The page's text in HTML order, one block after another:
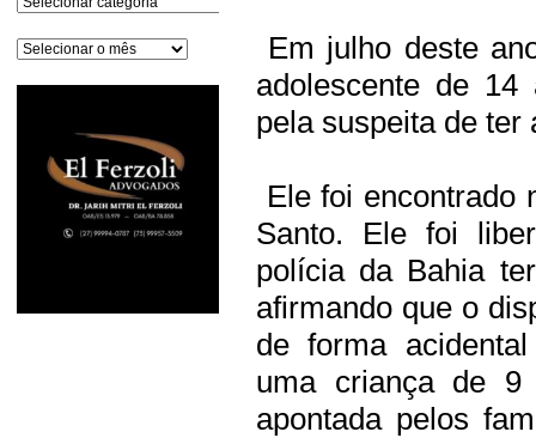
Arquivos
Em julho deste
adolescente de 14
pela suspeita de ter
Ele foi encontrado
Santo. Ele foi
polícia da Bahia
afirmando que o
de forma
uma criança de 9
apontada pelos